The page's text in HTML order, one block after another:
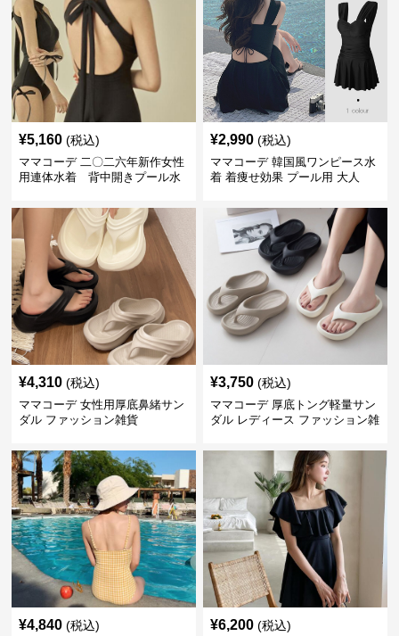
¥5,160 (税込)
ママコーデ 二〇二六年新作女性
用連体水着 背中開きプール水
¥2,990 (税込)
ママコーデ 韓国風ワンピース水
着 着痩せ効果 プール用 大人
¥4,310 (税込)
ママコーデ 女性用厚底鼻緒サン
ダル ファッション雑貨
¥3,750 (税込)
ママコーデ 厚底トング軽量サン
ダル レディース ファッション雑
¥4,840 (税込) ¥6,200 (税込)